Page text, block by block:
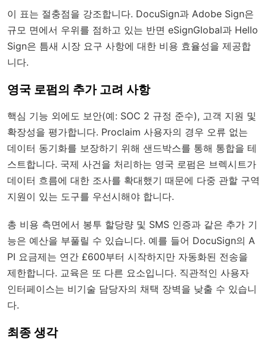
이 표는 절충점을 강조합니다. DocuSign과 Adobe Sign은
규모 면에서 우위를 점하고 있는 반면 eSignGlobal과 Hello
Sign은 틈새 시장 요구 사항에 대한 비용 효율성을 제공합
니다.
영국 로펌의 추가 고려 사항
핵심 기능 외에도 보안(예: SOC 2 규정 준수), 고객 지원 및
확장성을 평가합니다. Proclaim 사용자의 경우 오류 없는
데이터 동기화를 보장하기 위해 샌드박스를 통해 통합을 테
스트합니다. 국제 사건을 처리하는 영국 로펌은 브렉시트가
데이터 흐름에 대한 조사를 확대했기 때문에 다중 관할 구역
지원이 있는 도구를 우선시해야 합니다.
총 비용 측면에서 봉투 할당량 및 SMS 인증과 같은 추가 기
능은 예산을 부풀릴 수 있습니다. 예를 들어 DocuSign의 A
PI 요금제는 연간 £600부터 시작하지만 자동화된 전송을
제한합니다. 교육은 또 다른 요소입니다. 직관적인 사용자
인터페이스는 비기술 담당자의 채택 장벽을 낮출 수 있습니
다.
최종 생각